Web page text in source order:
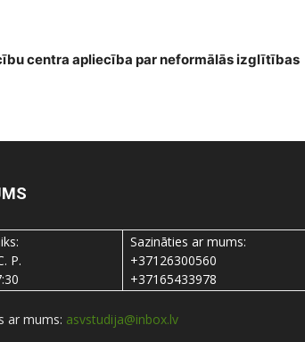
centra apliecība par neformālās izglītības
P.
Sazināties ar mums:
+37126300560
+37165433978
ar mums: asvstudija@inbox.lv